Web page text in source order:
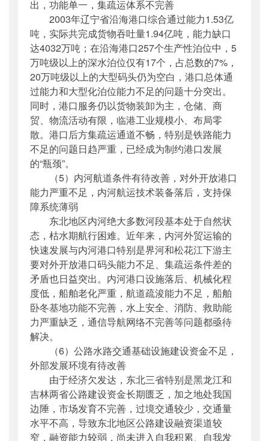
出，功能单一，集疏运体系不完善
2003年辽宁省沿海港口综合通过能力1.53亿
吨，实际共完成货物吞吐量1.94亿吨，能力缺口
达4032万吨；在沿海港口257个生产性泊位中，5
万吨级以上的深水泊位仅有17个，占总数的7%，
20万吨级以上的大型码头仍为空白，港口总体通
过能力和大型化泊位能力不足的问题十分突出。
同时，港口服务仍以货物装卸为主，仓储、商
贸、物流活动有限，临港工业规模小、布局零
散。港口后方集疏运通道不畅，特别是铁路能力
不足的问题日趋严重，已经成为制约港口发展
的“瓶颈”。
（5）内河航道条件有待改善，对外开放港口
能力严重不足，内河航运技术装备落后，支持保
障系统薄弱
东北地区内河绝大多数河段基本处于自然状
态，枯水期航行困难。近年来，内河外贸运输的
快速发展与内河港口特别是界河和松花江下游主
要对外开放港口码头能力不足、集疏运条件差的
矛盾也日益突出。内河港口设施落后、机械化程
度低，船舶老化严重，航道疏浚能力不足，船舶
卧冬基地功能不完善，水上安全、消防、救助能
力严重缺乏，通信导航网络不完善等问题都亟待
解决。
（6）公路水路交通基础设施建设资金不足，
外部发展环境有待改善
由于经济欠发达，东北三省特别是黑龙江和
吉林两省公路建设资金长期匮乏，加之地处我国
边陲，市场发育不完善，过境交通较少，交通量
水平不高，导致东北地区公路建设融资渠道较
窄，融资能力较弱，尚未进入自我积累、自我发